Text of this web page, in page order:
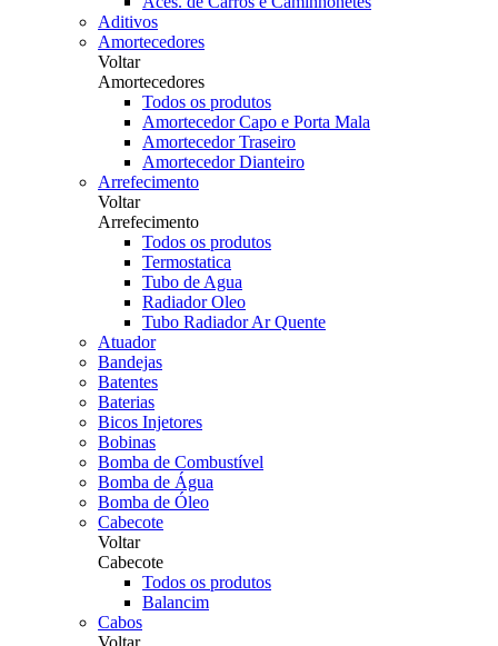
Aditivos
Amortecedores
Voltar
Amortecedores
Todos os produtos
Amortecedor Capo e Porta Mala
Amortecedor Traseiro
Amortecedor Dianteiro
Arrefecimento
Voltar
Arrefecimento
Todos os produtos
Termostatica
Tubo de Agua
Radiador Oleo
Tubo Radiador Ar Quente
Atuador
Bandejas
Batentes
Baterias
Bicos Injetores
Bobinas
Bomba de Combustível
Bomba de Água
Bomba de Óleo
Cabecote
Voltar
Cabecote
Todos os produtos
Balancim
Cabos
Voltar